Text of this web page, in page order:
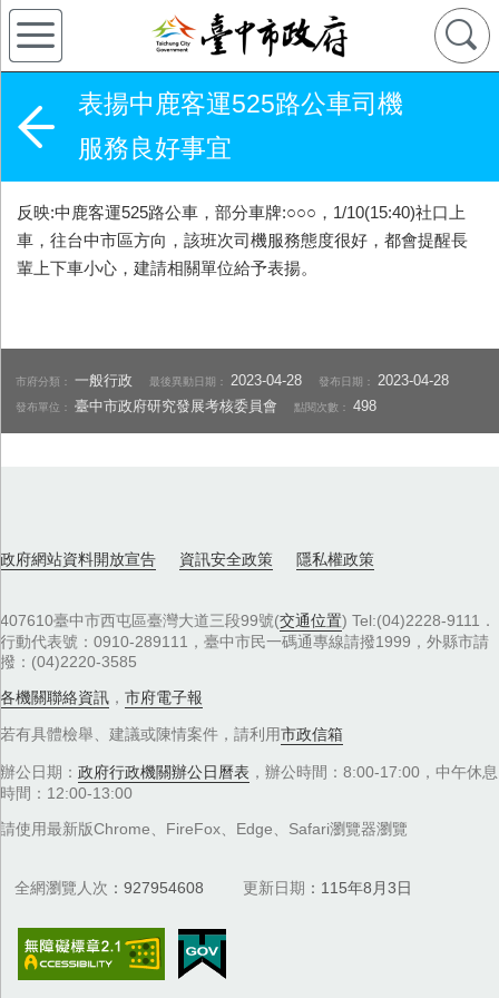
表揚中鹿客運525路公車司機
服務良好事宜
反映:中鹿客運525路公車，部分車牌:○○○，1/10(15:40)社口上
車，往台中市區方向，該班次司機服務態度很好，都會提醒長
輩上下車小心，建請相關單位給予表揚。
市府分類：一般行政 最後異動日期： 2023-04-28 發布日期： 2023-04-28
發布單位：臺中市政府研究發展考核委員會 點閱次數：498
政府網站資料開放宣告 資訊安全政策 隱私權政策
407610臺中市西屯區臺灣大道三段99號(交通位置) Tel:(04)2228-9111．
行動代表號：0910-289111，臺中市民一碼通專線請撥1999，外縣市請
撥：(04)2220-3585
各機關聯絡資訊 ， 市府電子報
若有具體檢舉、建議或陳情案件，請利用市政信箱
辦公日期： 政府行政機關辦公日曆表 ，辦公時間：8:00-17:00，中午休息
時間：12:00-13:00
請使用最新版Chrome、FireFox、Edge、Safari瀏覽器瀏覽
全網瀏覽人次 927954608 更新日期 115年8月3日